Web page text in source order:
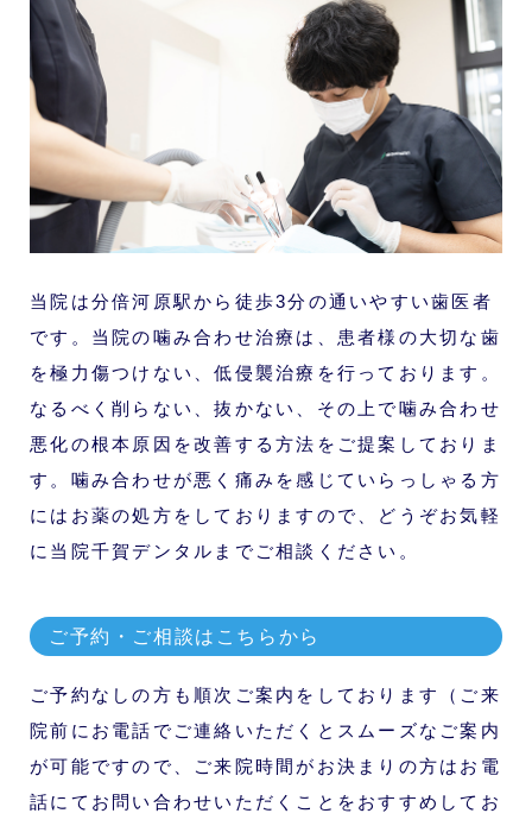
当院は分倍河原駅から徒歩3分の通いやすい歯医者
です。当院の噛み合わせ治療は、患者様の大切な歯
を極力傷つけない、低侵襲治療を行っております。
なるべく削らない、抜かない、その上で噛み合わせ
悪化の根本原因を改善する方法をご提案しておりま
す。噛み合わせが悪く痛みを感じていらっしゃる方
にはお薬の処方をしておりますので、どうぞお気軽
に当院千賀デンタルまでご相談ください。
ご予約・ご相談はこちらから
ご予約なしの方も順次ご案内をしております（ご来
院前にお電話でご連絡いただくとスムーズなご案内
が可能ですので、ご来院時間がお決まりの方はお電
話にてお問い合わせいただくことをおすすめしてお